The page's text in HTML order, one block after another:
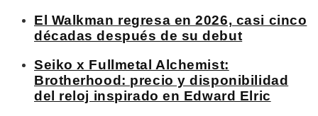
El Walkman regresa en 2026, casi cinco
décadas después de su debut
Seiko x Fullmetal Alchemist:
Brotherhood: precio y disponibilidad
del reloj inspirado en Edward Elric